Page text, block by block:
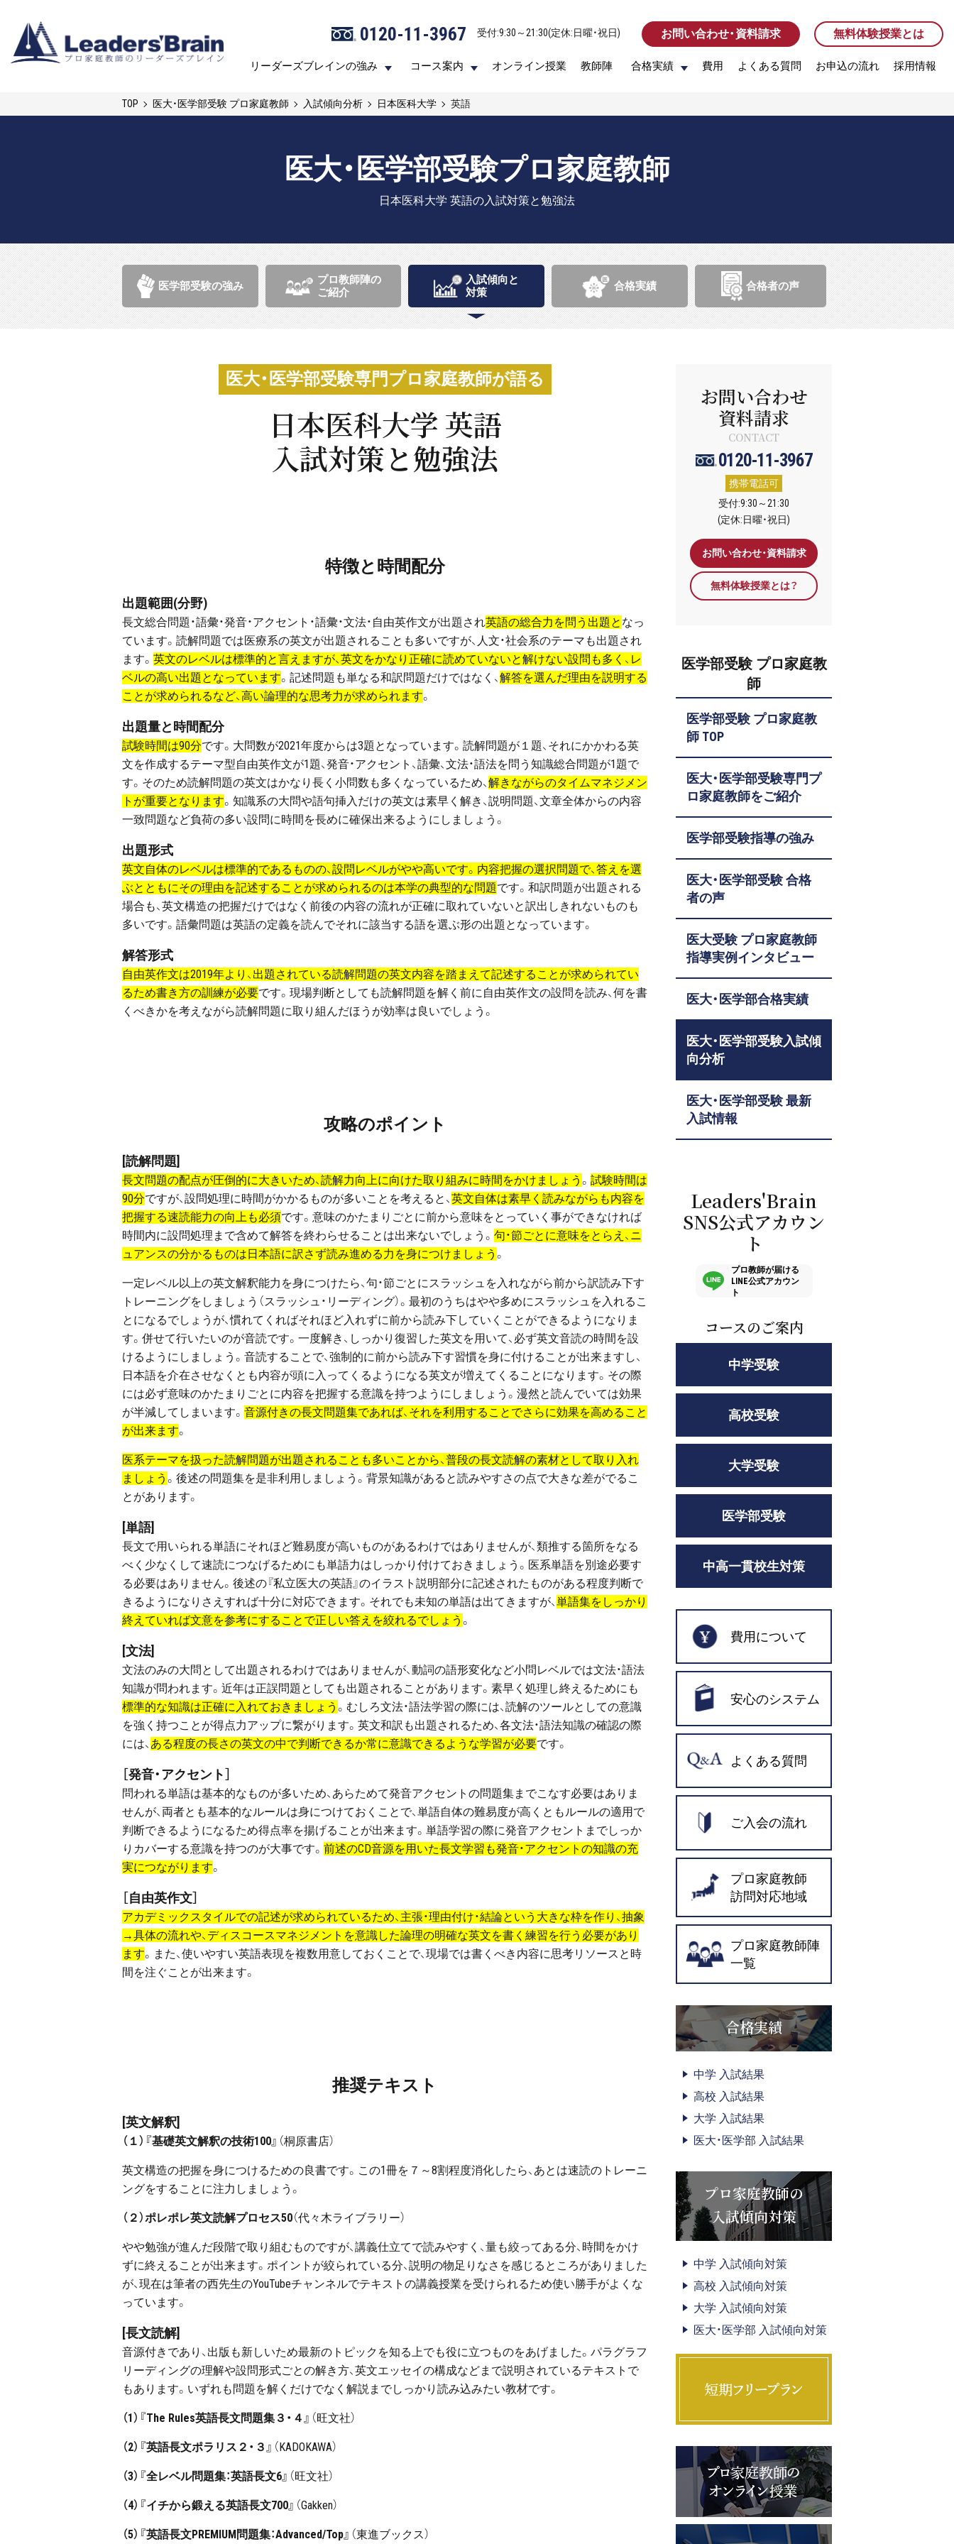
0120-11-3967 受付:9:30～21:30(定休:日曜・祝日) お問い合わせ・資料請求 無料体験授業とは
リーダーズブレインの強み コース案内 オンライン授業 教師陣 合格実績 費用 よくある質問 お申込の流れ 採用情報
0120-11-3967 受付:9:30～21:30(定休:日曜・祝日) お問い合わせ・資料請求 無料体験授業とは
リーダーズブレインの強み コース案内 オンライン授業 教師陣 合格実績 費用 よくある質問 お申込の流れ 採用情報
TOP 医大・医学部受験 プロ家庭教師 入試傾向分析 日本医科大学 英語
医大・医学部受験プロ家庭教師
日本医科大学 英語の入試対策と勉強法
医学部受験の強み
プロ教師陣の
ご紹介
入試傾向と
対策
合格実績 合格者の声
医大・医学部受験専門プロ家庭教師が語る
日本医科大学 英語
入試対策と勉強法
特徴と時間配分
出題範囲(分野)
長文総合問題・語彙・発音・アクセント・語彙・文法・自由英作文が出題され英語の総合力を問う出題と なっ
ています。読解問題では医療系の英文が出題されることも多いですが、人文・社会系のテーマも出題され
ます。 英文のレベルは標準的と言えますが、英文をかなり正確に読めていないと解けない設問も多く、レ
ベルの高い出題となっています。記述問題も単なる和訳問題だけではなく、解答を選んだ理由を説明する
ことが求められるなど、高い論理的な思考力が求められます。
出題量と時間配分
試験時間は90分です。大問数が2021年度からは3題となっています。読解問題が１題、それにかかわる英
文を作成するテーマ型自由英作文が1題、発音・アクセント、語彙、文法・語法を問う知識総合問題が1題で
す。そのため読解問題の英文はかなり長く小問数も多くなっているため、解きながらのタイムマネジメン
トが重要となります。知識系の大問や語句挿入だけの英文は素早く解き、説明問題、文章全体からの内容
一致問題など負荷の多い設問に時間を長めに確保出来るようにしましょう。
出題形式
英文自体のレベルは標準的であるものの、設問レベルがやや高いです。内容把握の選択問題で、答えを選
ぶとともにその理由を記述することが求められるのは本学の典型的な問題です。和訳問題が出題される
場合も、英文構造の把握だけではなく前後の内容の流れが正確に取れていないと訳出しきれないものも
多いです。語彙問題は英語の定義を読んでそれに該当する語を選ぶ形の出題となっています。
解答形式
自由英作文は2019年より、出題されている読解問題の英文内容を踏まえて記述することが求められてい
るため書き方の訓練が必要です。現場判断としても読解問題を解く前に自由英作文の設問を読み、何を書
くべきかを考えながら読解問題に取り組んだほうが効率は良いでしょう。
攻略のポイント
[読解問題]
長文問題の配点が圧倒的に大きいため、読解力向上に向けた取り組みに時間をかけましょう 。 試験時間は
90分ですが、設問処理に時間がかかるものが多いことを考えると、英文自体は素早く読みながらも内容を
把握する速読能力の向上も必須です。意味のかたまりごとに前から意味をとっていく事ができなければ
時間内に設問処理まで含めて解答を終わらせることは出来ないでしょう。 句・節ごとに意味をとらえ、ニ
ュアンスの分かるものは日本語に訳さず読み進める力を身につけましょう 。
一定レベル以上の英文解釈能力を身につけたら、句・節ごとにスラッシュを入れながら前から訳読み下す
トレーニングをしましょう（スラッシュ・リーディング）。最初のうちはやや多めにスラッシュを入れるこ
とになるでしょうが、慣れてくればそれほど入れずに前から読み下していくことができるようになりま
す。併せて行いたいのが音読です。一度解き、しっかり復習した英文を用いて、必ず英文音読の時間を設
けるようにしましょう。音読することで、強制的に前から読み下す習慣を身に付けることが出来ますし、
日本語を介在させなくとも内容が頭に入ってくるようになる英文が増えてくることになります。その際
には必ず意味のかたまりごとに内容を把握する意識を持つようにしましょう。漫然と読んでいては効果
が半減してしまいます。 音源付きの長文問題集であれば、それを利用することでさらに効果を高めること
が出来ます。
医系テーマを扱った読解問題が出題されることも多いことから、普段の長文読解の素材として取り入れ
ましょう 。後述の問題集を是非利用しましょう。背景知識があると読みやすさの点で大きな差がでるこ
とがあります。
[単語]
長文で用いられる単語にそれほど難易度が高いものがあるわけではありませんが、類推する箇所をなる
べく少なくして速読につなげるためにも単語力はしっかり付けておきましょう。医系単語を別途必要す
る必要はありません。後述の『私立医大の英語』のイラスト説明部分に記述されたものがある程度判断で
きるようになりさえすれば十分に対応できます。それでも未知の単語は出てきますが、単語集をしっかり
終えていれば文意を参考にすることで正しい答えを絞れるでしょう 。
[文法]
文法のみの大問として出題されるわけではありませんが、動詞の語形変化など小問レベルでは文法・語法
知識が問われます。近年は正誤問題としても出題されることがあります。素早く処理し終えるためにも
標準的な知識は正確に入れておきましょう 。むしろ文法・語法学習の際には、読解のツールとしての意識
を強く持つことが得点力アップに繋がります。英文和訳も出題されるため、各文法・語法知識の確認の際
には、 ある程度の長さの英文の中で判断できるか常に意識できるような学習が必要です。
［発音・アクセント］
問われる単語は基本的なものが多いため、あらためて発音アクセントの問題集までこなす必要はありま
せんが、両者とも基本的なルールは身につけておくことで、単語自体の難易度が高くともルールの適用で
判断できるようになるため得点率を揚げることが出来ます。単語学習の際に発音アクセントまでしっか
りカバーする意識を持つのが大事です。 前述のCD音源を用いた長文学習も発音・アクセントの知識の充
実につながります。
［自由英作文］
アカデミックスタイルでの記述が求められているため、主張・理由付け・結論という大きな枠を作り、抽象
→具体の流れや、ディスコースマネジメントを意識した論理の明確な英文を書く練習を行う必要があり
ます。また、使いやすい英語表現を複数用意しておくことで、現場では書くべき内容に思考リソースと時
間を注ぐことが出来ます。
推奨テキスト
[英文解釈]
（１）『基礎英文解釈の技術100』 （桐原書店）
英文構造の把握を身につけるための良書です。この1冊を７～8割程度消化したら、あとは速読のトレーニ
ングをすることに注力しましょう。
（２）ポレポレ英文読解プロセス50（代々木ライブラリー）
やや勉強が進んだ段階で取り組むものですが、講義仕立てで読みやすく、量も絞ってある分、時間をかけ
ずに終えることが出来ます。ポイントが絞られている分、説明の物足りなさを感じるところがありました
が、現在は筆者の西先生のYouTubeチャンネルでテキストの講義授業を受けられるため使い勝手がよくな
っています。
[長文読解]
音源付きであり、出版も新しいため最新のトピックを知る上でも役に立つものをあげました。パラグラフ
リーディングの理解や設問形式ごとの解き方、英文エッセイの構成などまで説明されているテキストで
もあります。いずれも問題を解くだけでなく解説までしっかり読み込みたい教材です。
（1）『The Rules英語長文問題集３・４』 （旺文社）
（2）『英語長文ポラリス２・３』 （KADOKAWA）
（3）『全レベル問題集：英語長文6』 （旺文社）
（4）『イチから鍛える英語長文700』 （Gakken）
（5）『英語長文PREMIUM問題集：Advanced/Top』 （東進ブックス）
お問い合わせ
資料請求
CONTACT
0120-11-3967
携帯電話可
受付:9:30～21:30
(定休:日曜・祝日)
お問い合わせ・資料請求
無料体験授業とは？
医学部受験 プロ家庭教
師
医学部受験 プロ家庭教
師 TOP
医大・医学部受験専門プ
ロ家庭教師をご紹介
医学部受験指導の強み
医大・医学部受験 合格
者の声
医大受験 プロ家庭教師
指導実例インタビュー
医大・医学部合格実績
医大・医学部受験入試傾
向分析
医大・医学部受験 最新
入試情報
Leaders'Brain
SNS公式アカウン
ト
プロ教師が届ける
LINE公式アカウン
ト
コースのご案内
中学受験
高校受験
大学受験
医学部受験
中高一貫校生対策
費用について
安心のシステム
よくある質問
ご入会の流れ
プロ家庭教師
訪問対応地域
プロ家庭教師陣
一覧
合格実績
中学 入試結果
高校 入試結果
大学 入試結果
医大・医学部 入試結果
プロ家庭教師の
入試傾向対策
中学 入試傾向対策
高校 入試傾向対策
大学 入試傾向対策
医大・医学部 入試傾向対策